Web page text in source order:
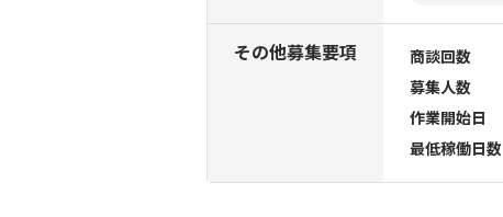
その他募集要項 商談回数
募集人数
作業開始日
最低稼働日数